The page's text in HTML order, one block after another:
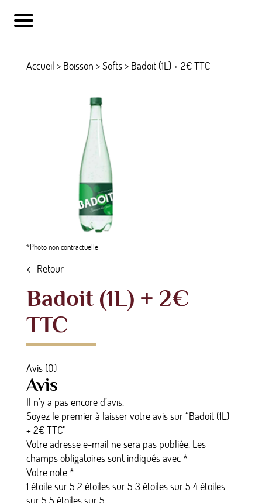
Accueil > Boisson >Softs> Badoit (1L) + 2€ TTC
*Photo non contractuelle
← Retour
Badoit (1L) + 2€
TTC
Avis (0)
Avis
Il n’y a pas encore d’avis.
Soyez le premier à laisser votre avis sur “Badoit (1L)
+ 2€ TTC”
Votre adresse e-mail ne sera pas publiée. Les
champs obligatoires sont indiqués avec*
Votre note*
1 étoile sur 5 2 étoiles sur 5 3 étoiles sur 5 4 étoiles
sur 5 5 étoiles sur 5